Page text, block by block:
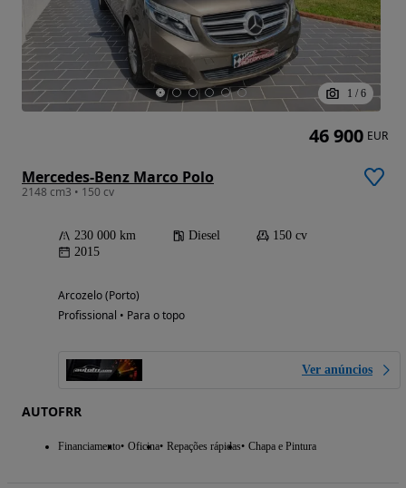
1 / 6
Mercedes-Benz Marco Polo
2148 cm3 • 150 cv
230 000 km Diesel
150 cv
2015
Arcozelo (Porto)
Profissional • Para o topo
Ver anúncios
AUTOFRR
Financiamento Oficina Repações rápidas Chapa e Pintura
46 900 EUR